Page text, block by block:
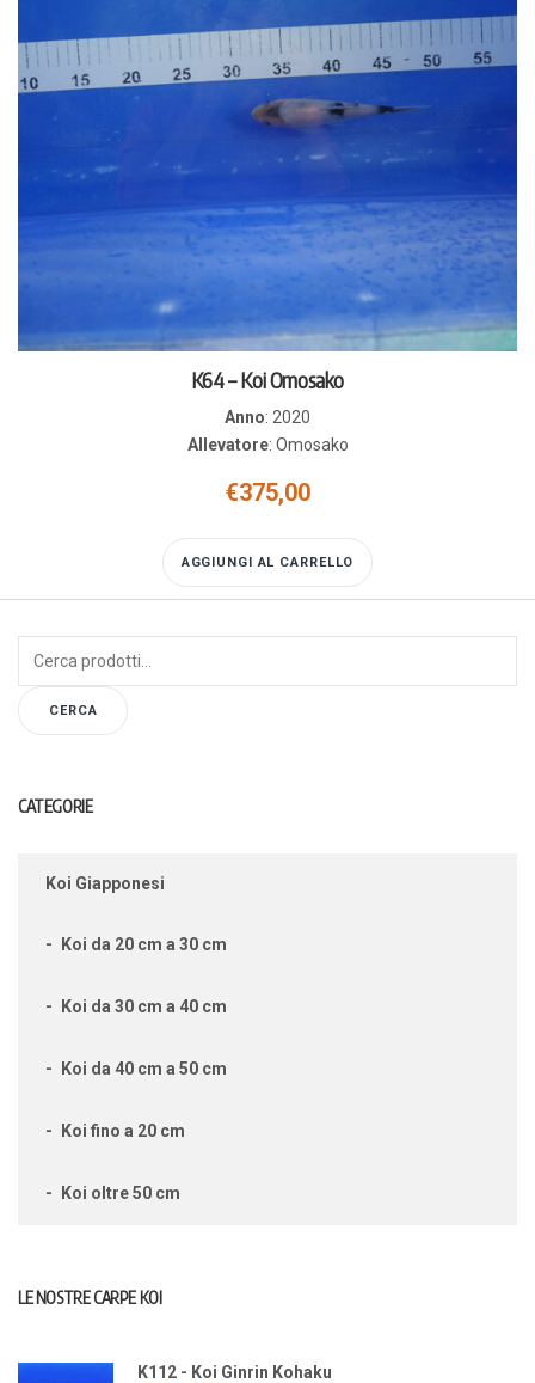
K64 – Koi Omosako
Anno: 2020
Allevatore: Omosako
€375,00
AGGIUNGI AL CARRELLO
CERCA
CATEGORIE
Koi Giapponesi
Koi da 20 cm a 30 cm
Koi da 30 cm a 40 cm
Koi da 40 cm a 50 cm
Koi fino a 20 cm
Koi oltre 50 cm
LE NOSTRE CARPE KOI
K112 - Koi Ginrin Kohaku